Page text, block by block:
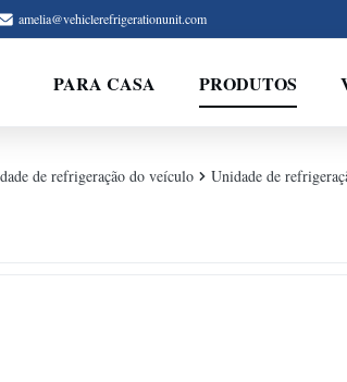
amelia@vehiclerefrigerationunit.com
PARA CASA PRODUTOS
de refrigeração do veículo Unidade de